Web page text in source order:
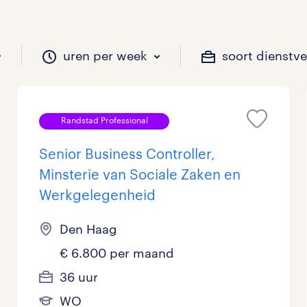
uren per week soort
je werken?
Beveiliging 13
Chauffeurs 532
Financieel 137
Industrieel / Productie
Geen 890
LBO, MAVO, VMBO
Master 0
WO 135
je werken?
9 - 16 uur 270
33 - 36 uur 309
zou jij willen?
Tijdelijk 970
Randstad Professional
Senior Business Controller,
Minsterie van Sociale Zaken en
Werkgelegenheid
Den Haag
€ 6.800 per maand
36 uur
WO